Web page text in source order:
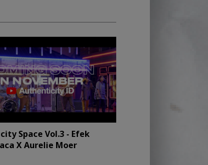
Space Vol.3 - Efek
X Aurelie Moer